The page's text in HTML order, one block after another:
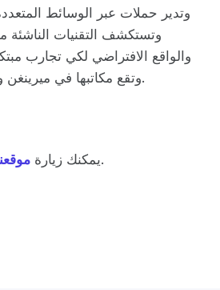
وتستكشف التقنيات الناشئة
والواقع الافتراضي لكي تجارب
وتقع مكاتبها في ميرينغن وإنترلاكن (أونتيرسين).
يمكنك زيارةلكي أكثر.